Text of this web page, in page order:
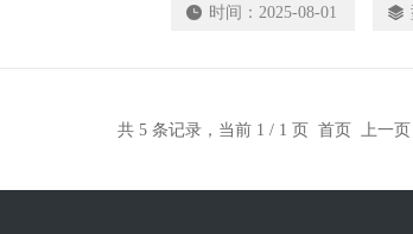
时间： 2025-08-01
共 5 条记录，当前 1 / 1 页 首页 上一